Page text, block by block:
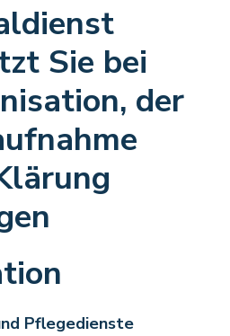
Sie bei
der
Pflegedienste